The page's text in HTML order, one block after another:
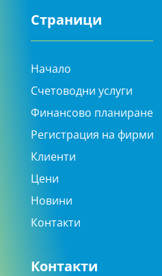
Страници
Начало
Счетоводни услуги
Финансово планиране
Регистрация на фирми
Клиенти
Цени
Новини
Контакти
Контакти